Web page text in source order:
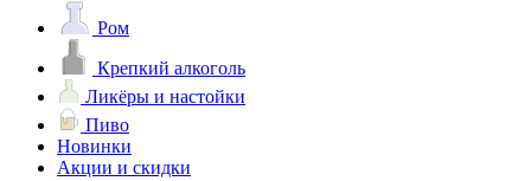
Ром
Крепкий алкоголь
Ликёры и настойки
Пиво
Новинки
Акции и скидки